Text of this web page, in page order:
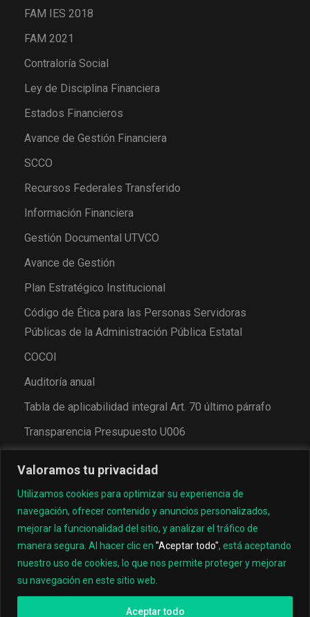
Valoramos tu privacidad
Utilizamos cookies para optimizar su experiencia de
navegación, ofrecer contenido y anuncios personalizados,
mejorar la funcionalidad del sitio, y analizar el tráfico de
manera segura. Al hacer clic en "Aceptar todo", está aceptando
nuestro uso de cookies, lo que nos permite proteger y mejorar
su navegación en este sitio web.
Aceptar todo
FAM IES 2018
FAM 2021
Contraloría Social
Ley de Disciplina Financiera
Estados Financieros
Avance de Gestión Financiera
SCCO
Recursos Federales Transferido
Información Financiera
Gestión Documental UTVCO
Avance de Gestión
Plan Estratégico Institucional
Código de Ética para las Personas Servidoras
Públicas de la Administración Pública Estatal
COCOI
Auditoría anual
Tabla de aplicabilidad integral Art. 70 último párrafo
Transparencia Presupuesto U006
© 2022, Universidad Tecnológica de los Valles Centrales
de Oaxaca